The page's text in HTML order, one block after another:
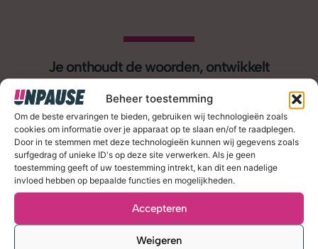
Beheer toestemming
Om de beste ervaringen te bieden, gebruiken wij technologieën zoals
cookies om informatie over je apparaat op te slaan en/of te raadplegen.
Door in te stemmen met deze technologieën kunnen wij gegevens zoals
surfgedrag of unieke ID's op deze site verwerken. Als je geen
toestemming geeft of uw toestemming intrekt, kan dit een nadelige
invloed hebben op bepaalde functies en mogelijkheden.
Accepteren
Weigeren
Je onthoudt de woorden, ontwikkelt
spiergeheugen, als een kind dat zijn
naam blind leert typen, en combineert
dat met het gamersinstinct van het einde
moeten zien te halen